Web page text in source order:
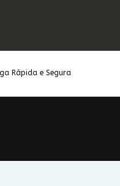
Rápida e Segura